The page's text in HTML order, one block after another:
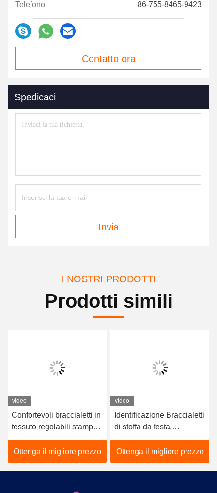
Telefono: 86-755-8465-9423
Contatto ora
Spedicaci
Invia
I NOSTRI PRODOTTI
Prodotti simili
video
Confortevoli braccialetti in
tessuto regolabili stampati
a colori
Ottenga il migliore prezzo
video
Identificazione Braccialetti
di stoffa da festa,
Braccialetti di stoffa da
festa
Ottenga il migliore prezzo